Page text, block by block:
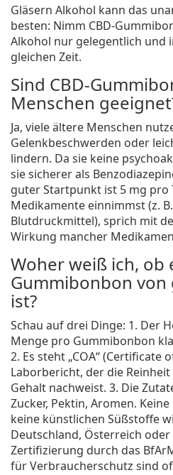
Gläsern Alkohol kann das
besten: Nimm CBD-
Alkohol nur gelegentlich und
gleichen Zeit.
Sind CBD-
Menschen
Ja, viele ältere Menschen
Gelenkbeschwerden oder
lindern. Da sie keine
sie sicherer als
guter Startpunkt ist 5 mg pro
Medikamente einnimmst (z.
Blutdruckmittel), sprich mit
Wirkung mancher
Woher weiß ich, ob
Gummibonbon
ist?
Schau auf drei Dinge: 1. Der
Menge pro Gummibonbon
2. Es steht „COA“ (Certificate
Laborbericht, der die
Gehalt nachweist. 3. Die
Zucker, Pektin, Aromen.
keine künstlichen Süßstoffe
Deutschland, Österreich
Zertifizierung durch das
für Verbraucherschutz sind